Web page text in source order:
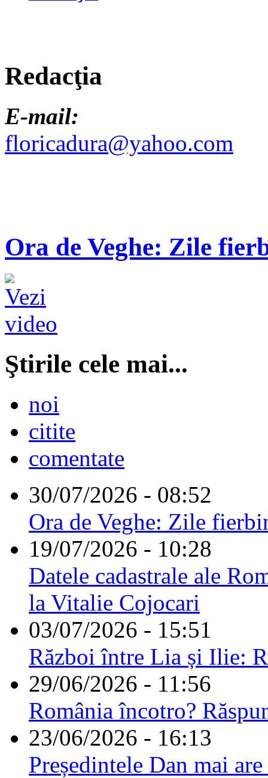
Redacţia
E-mail:
floricadura@yahoo.com
Ora de Veghe: Zile
Ştirile cele mai...
noi
citite
comentate
30/07/2026 - 08:52
Ora de Veghe: Zile
19/07/2026 - 10:28
Datele cadastrale ale
la Vitalie Cojocari
03/07/2026 - 15:51
Război între Lia și Ilie:
29/06/2026 - 11:56
România încotro?
23/06/2026 - 16:13
Președintele Dan mai